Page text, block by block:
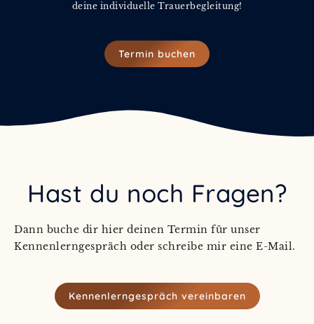
deine individuelle Trauerbegleitung!
Termin buchen
Hast du noch Fragen?
Dann buche dir hier deinen Termin für unser
Kennenlerngespräch oder schreibe mir eine E-Mail.
Kennenlerngespräch vereinbaren